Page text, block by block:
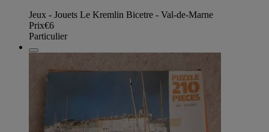
Jeux - Jouets Le Kremlin Bicetre - Val-de-Marne
Prix€6
Particulier